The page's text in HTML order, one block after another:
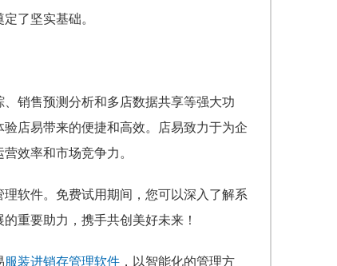
了坚实基础。
销售预测分析和多店数据共享等强大功
店易带来的便捷和高效。店易致力于为企
效率和市场竞争力。
软件。免费试用期间，您可以深入了解系
重要助力，携手共创美好未来！
服装进销存管理软件，以智能化的管理方